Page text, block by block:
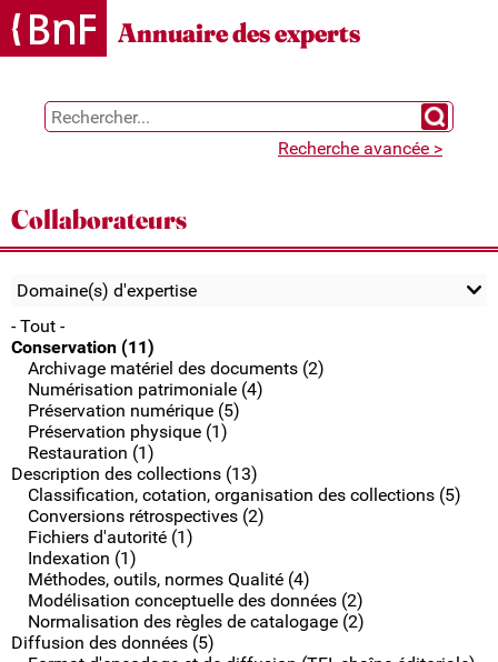
Gestion des cookies
Annuaire des experts
Chercher
Recherche avancée >
Collaborateurs
Domaine(s) d'expertise
- Tout -
Conservation (11)
Archivage matériel des documents (2)
Numérisation patrimoniale (4)
Préservation numérique (5)
Préservation physique (1)
Restauration (1)
Description des collections (13)
Classification, cotation, organisation des collections (5)
Conversions rétrospectives (2)
Fichiers d'autorité (1)
Indexation (1)
Méthodes, outils, normes Qualité (4)
Modélisation conceptuelle des données (2)
Normalisation des règles de catalogage (2)
Diffusion des données (5)